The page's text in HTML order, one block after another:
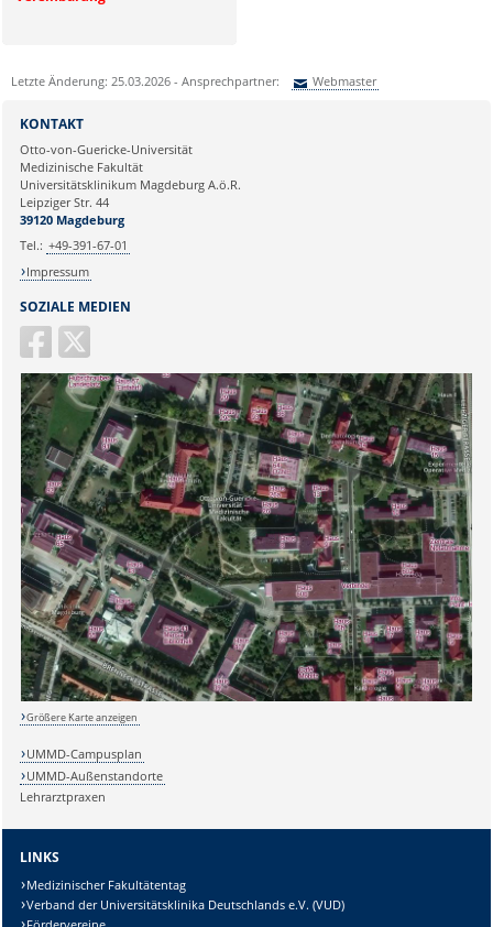
Letzte Änderung: 25.03.2026 - Ansprechpartner: Webmaster
Ihre E-Mailadresse:
Ihr Anliegen:
Sicherheitsabfrage:
Lösung:
SOZIALE MEDIEN
KONTAKT
Otto-von-Guericke-Universität
Medizinische Fakultät
Universitätsklinikum Magdeburg A.ö.R.
Leipziger Str. 44
39120 Magdeburg
Tel.: +49-391-67-01
Impressum
Größere Karte anzeigen
UMMD-Campusplan
UMMD-Außenstandorte
Lehrarztpraxen
LINKS
Medizinischer Fakultätentag
Verband der Universitätsklinika Deutschlands e.V. (VUD)